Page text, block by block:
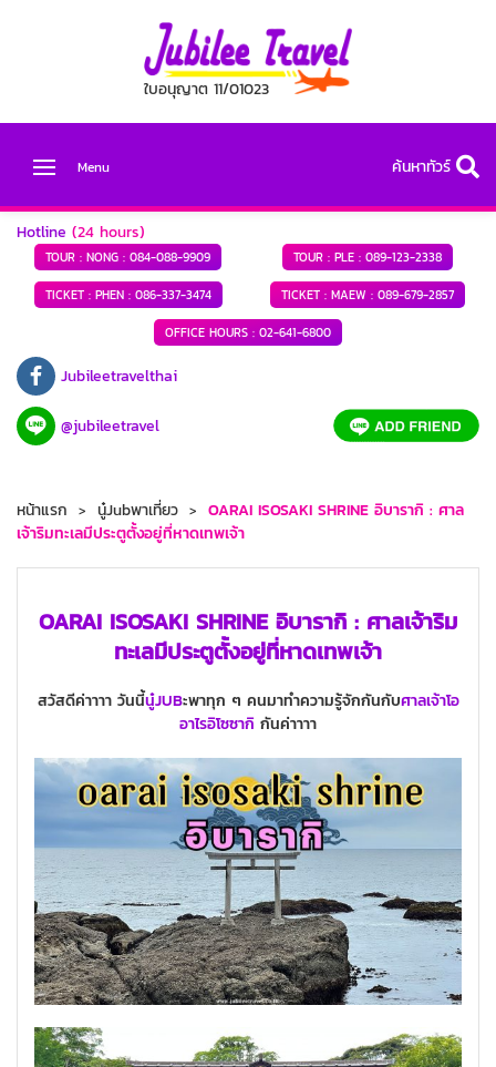
ใบอนุญาต 11/01023
Menu ค้นหาทัวร์
Hotline (24 hours)
TOUR : NONG : 084-088-9909 TOUR : PLE : 089-123-2338
TICKET : PHEN :086-337-3474 TICKET : MAEW : 089-679-2857
OFFICE HOURS : 02-641-6800
Jubileetravelthai
@jubileetravel
หน้าแรก นู๋Jubพาเที่ยว
OARAI ISOSAKI SHRINE อิบารากิ : ศาล
เจ้าริมทะเลมีประตูตั้งอยู่ที่หาดเทพเจ้า
OARAI ISOSAKI SHRINE อิบารากิ : ศาลเจ้าริม
ทะเลมีประตูตั้งอยู่ที่หาดเทพเจ้า
สวัสดีค่าาาา วันนี้นู๋JUBะพาทุก ๆ คนมาทำความรู้จักกันกับศาลเจ้าโอ
อาไรอิโซซากิ กันค่าาาา